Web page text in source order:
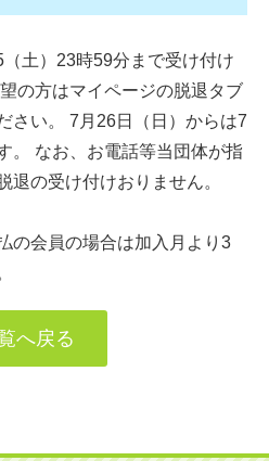
土）23時59分まで受け付け
の方はマイページの脱退タブ
さい。 7月26日（日）からは7
。 なお、お電話等当団体が指
退の受け付けおりません。
会員の場合は加入月より3
へ戻る